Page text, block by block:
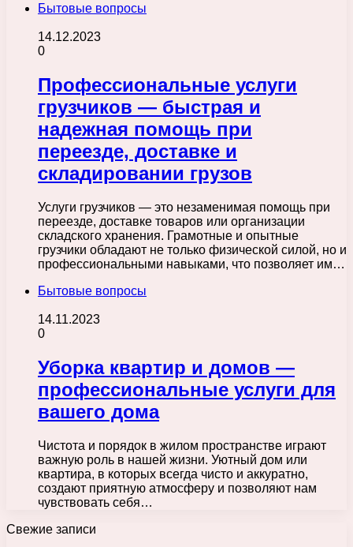
Бытовые вопросы
14.12.2023
0
Профессиональные услуги
грузчиков — быстрая и
надежная помощь при
переезде, доставке и
складировании грузов
Услуги грузчиков — это незаменимая помощь при
переезде, доставке товаров или организации
складского хранения. Грамотные и опытные
грузчики обладают не только физической силой, но и
профессиональными навыками, что позволяет им…
Бытовые вопросы
14.11.2023
0
Уборка квартир и домов —
профессиональные услуги для
вашего дома
Чистота и порядок в жилом пространстве играют
важную роль в нашей жизни. Уютный дом или
квартира, в которых всегда чисто и аккуратно,
создают приятную атмосферу и позволяют нам
чувствовать себя…
Свежие записи